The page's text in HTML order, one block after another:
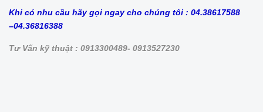
Khi có nhu cầu hãy gọi ngay cho chúng tôi : 04.38617588
–04.36816388
Tư Vấn kỹ thuật : 0913300489- 0913527230